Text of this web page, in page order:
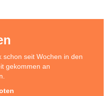
schon seit Wochen in den
gekommen an